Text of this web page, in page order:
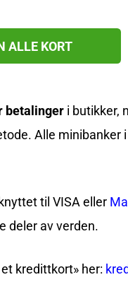
ALLE KORT
betalinger i butikker,
Alle
til VISA eller
deler av verden.
kredittkort» her: